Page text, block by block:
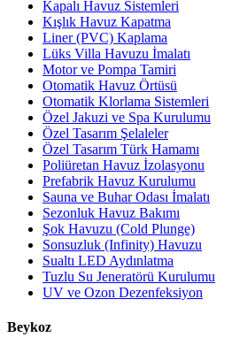
Kapalı Havuz Sistemleri
Kışlık Havuz Kapatma
Liner (PVC) Kaplama
Lüks Villa Havuzu İmalatı
Motor ve Pompa Tamiri
Otomatik Havuz Örtüsü
Otomatik Klorlama Sistemleri
Özel Jakuzi ve Spa Kurulumu
Özel Tasarım Şelaleler
Özel Tasarım Türk Hamamı
Poliüretan Havuz İzolasyonu
Prefabrik Havuz Kurulumu
Sauna ve Buhar Odası İmalatı
Sezonluk Havuz Bakımı
Şok Havuzu (Cold Plunge)
Sonsuzluk (Infinity) Havuzu
Sualtı LED Aydınlatma
Tuzlu Su Jeneratörü Kurulumu
UV ve Ozon Dezenfeksiyon
Beykoz